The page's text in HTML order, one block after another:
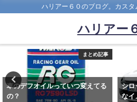
ハリアー６０のブログ。カスタ
ハリアー
まとめ記事
シロッコって車欲しいんやがどん
なイメージ？
【悲
った